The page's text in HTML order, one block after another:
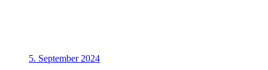
5. September 2024